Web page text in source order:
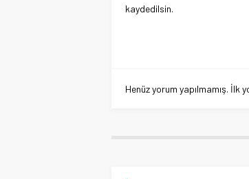
kaydedilsin.
Henüz yorum yapılmamış. İlk